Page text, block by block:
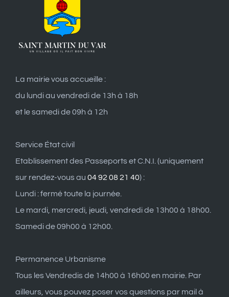
La mairie vous accueille :
du lundi au vendredi de 13h à 18h
et le samedi de 09h à 12h
Service État civil
Etablissement des Passeports et C.N.I. (uniquement
sur rendez-vous au 04 92 08 21 40) :
Lundi : fermé toute la journée.
Le mardi, mercredi, jeudi, vendredi de 13h00 à 18h00.
Samedi de 09h00 à 12h00.
Permanence Urbanisme
Tous les Vendredis de 14h00 à 16h00 en mairie. Par
ailleurs, vous pouvez poser vos questions par mail à